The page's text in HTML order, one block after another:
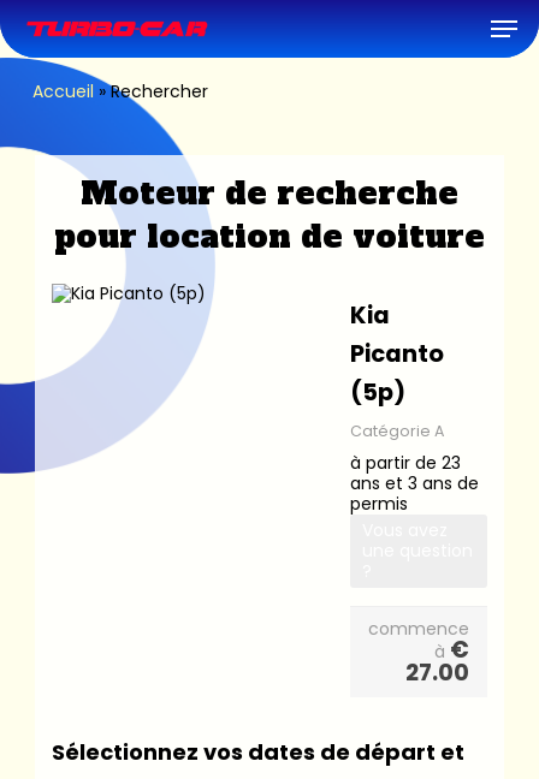
to
main
content
Accueil »Rechercher
Moteur de recherche
pour location de voiture
Kia
Picanto
(5p)
Catégorie A
à partir de 23
ans et 3 ans de
permis
commence
à €
27.00
Sélectionnez vos dates de départ et